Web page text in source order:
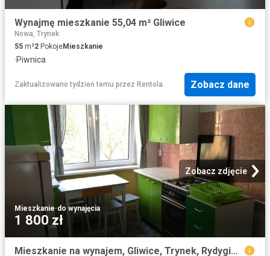
Wynajmę mieszkanie 55,04 m² Gliwice
Nowa, Trynek
55 m²2 PokojeMieszkanie
·Piwnica
Zaktualizowano tydzień temu przez Rentola Zobacz dane
Zobacz zdjęcie
Mieszkanie·do wynajęcia
1 800 zł
Mieszkanie na wynajem, Gliwice, Trynek, Rydygiera